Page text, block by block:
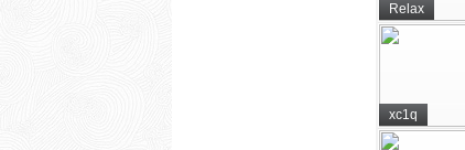
Relax
xc1q